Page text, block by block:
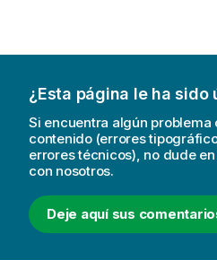
¿Esta página le ha sido
Si encuentra algún problema
contenido (errores
errores técnicos), no dude
con nosotros.
Deje aquí sus